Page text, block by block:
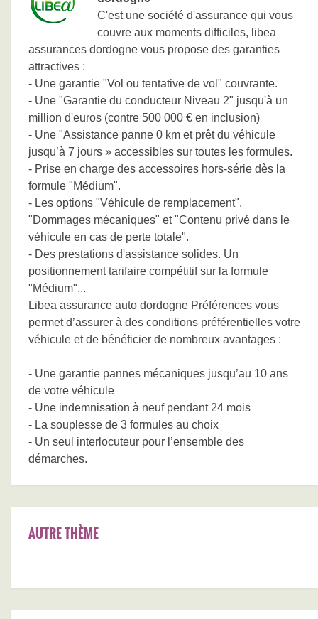
C'est une société d'assurance qui vous
couvre aux moments difficiles, libea
assurances dordogne vous propose des garanties
attractives :
- Une garantie "Vol ou tentative de vol" couvrante.
- Une "Garantie du conducteur Niveau 2" jusqu'à un
million d'euros (contre 500 000 € en inclusion)
- Une "Assistance panne 0 km et prêt du véhicule
jusqu’à 7 jours » accessibles sur toutes les formules.
- Prise en charge des accessoires hors-série dès la
formule "Médium".
- Les options "Véhicule de remplacement",
"Dommages mécaniques" et "Contenu privé dans le
véhicule en cas de perte totale".
- Des prestations d'assistance solides. Un
positionnement tarifaire compétitif sur la formule
"Médium"...
Libea assurance auto dordogne Préférences vous
permet d’assurer à des conditions préférentielles votre
véhicule et de bénéficier de nombreux avantages :
- Une garantie pannes mécaniques jusqu’au 10 ans
de votre véhicule
- Une indemnisation à neuf pendant 24 mois
- La souplesse de 3 formules au choix
- Un seul interlocuteur pour l’ensemble des
démarches.
AUTRE THÈME